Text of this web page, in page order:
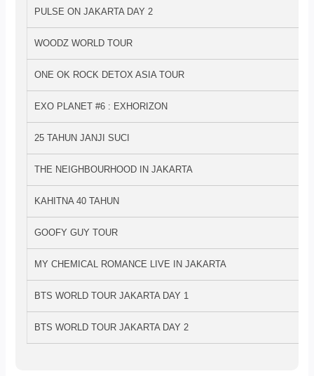
PULSE ON JAKARTA DAY 2
WOODZ WORLD TOUR
ONE OK ROCK DETOX ASIA TOUR
EXO PLANET #6 : EXHORIZON
25 TAHUN JANJI SUCI
THE NEIGHBOURHOOD IN JAKARTA
KAHITNA 40 TAHUN
GOOFY GUY TOUR
MY CHEMICAL ROMANCE LIVE IN JAKARTA
BTS WORLD TOUR JAKARTA DAY 1
BTS WORLD TOUR JAKARTA DAY 2